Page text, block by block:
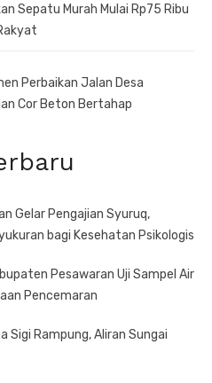
Sepatu Murah Mulai Rp75 Ribu
Perbaikan Jalan Desa
Cor Beton Bertahap
Gelar Pengajian Syuruq,
bagi Kesehatan Psikologis
Pesawaran Uji Sampel Air
Pencemaran
Sigi Rampung, Aliran Sungai